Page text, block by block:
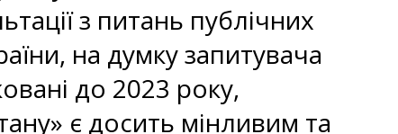
з питань публічних
на думку запитувача
до 2023 року,
є досить мінливим та